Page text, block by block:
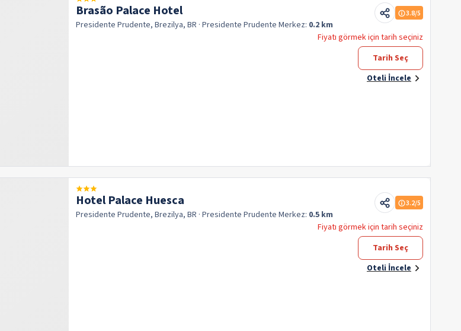
Brasão Palace Hotel
Presidente Prudente, Brezilya, BR · Presidente Prudente Merkez: 0.2 km
3.8/5
Fiyatı görmek için tarih seçiniz
Tarih Seç
Oteli İncele
Hotel Palace Huesca
Presidente Prudente, Brezilya, BR · Presidente Prudente Merkez: 0.5 km
3.2/5
Fiyatı görmek için tarih seçiniz
Tarih Seç
Oteli İncele